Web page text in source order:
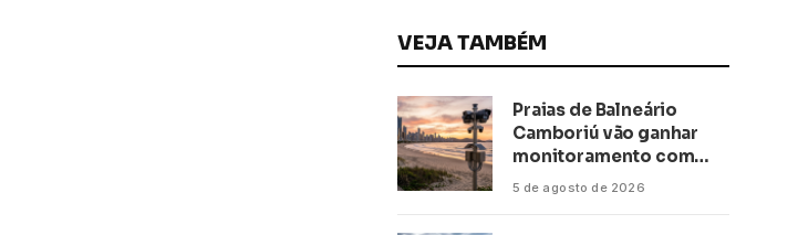
VEJA TAMBÉM
Praias de Balneário
Camboriú vão ganhar
monitoramento com
inteligência artificial
5 de agosto de 2026